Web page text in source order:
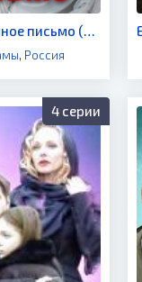
Неотправленное письмо (сериал 2019)
, Россия
4 серии